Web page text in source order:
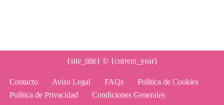
{site_title} © {current_year}
Contacto Aviso Legal FAQs
Política de Cookies
Política de Privacidad
Condiciones Generales